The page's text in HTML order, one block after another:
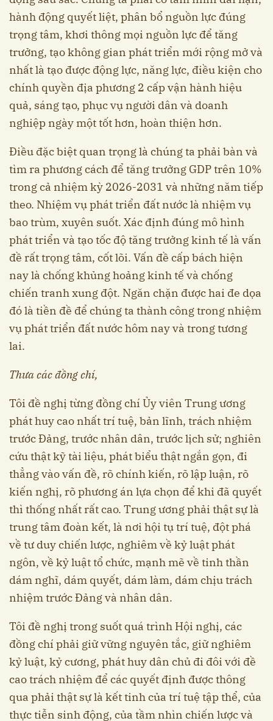
hành động quyết liệt, phân bổ nguồn lực đúng
trọng tâm, khơi thông mọi nguồn lực để tăng
trưởng, tạo không gian phát triển mới rộng mở và
nhất là tạo được động lực, năng lực, điều kiện cho
chính quyền địa phương 2 cấp vận hành hiệu
quả, sáng tạo, phục vụ người dân và doanh
nghiệp ngày một tốt hơn, hoàn thiện hơn.
Điều đặc biệt quan trọng là chúng ta phải bàn và
tìm ra phương cách để tăng trưởng GDP trên 10%
trong cả nhiệm kỳ 2026-2031 và những năm tiếp
theo. Nhiệm vụ phát triển đất nước là nhiệm vụ
bao trùm, xuyên suốt. Xác định đúng mô hình
phát triển và tạo tốc độ tăng trưởng kinh tế là vấn
đề rất trọng tâm, cốt lõi. Vấn đề cấp bách hiện
nay là chống khủng hoảng kinh tế và chống
chiến tranh xung đột. Ngăn chặn được hai đe dọa
đó là tiền đề để chúng ta thành công trong nhiệm
vụ phát triển đất nước hôm nay và trong tương
lai.
Thưa các đồng chí,
Tôi đề nghị từng đồng chí Ủy viên Trung ương
phát huy cao nhất trí tuệ, bản lĩnh, trách nhiệm
trước Đảng, trước nhân dân, trước lịch sử; nghiên
cứu thật kỹ tài liệu, phát biểu thật ngắn gọn, đi
thẳng vào vấn đề, rõ chính kiến, rõ lập luận, rõ
kiến nghị, rõ phương án lựa chọn để khi đã quyết
thì thống nhất rất cao. Trung ương phải thật sự là
trung tâm đoàn kết, là nơi hội tụ trí tuệ, đột phá
về tư duy chiến lược, nghiêm về kỷ luật phát
ngôn, về kỷ luật tổ chức, mạnh mẽ về tinh thần
dám nghĩ, dám quyết, dám làm, dám chịu trách
nhiệm trước Đảng và nhân dân.
Tôi đề nghị trong suốt quá trình Hội nghị, các
đồng chí phải giữ vững nguyên tắc, giữ nghiêm
kỷ luật, kỷ cương, phát huy dân chủ đi đôi với đề
cao trách nhiệm để các quyết định được thông
qua phải thật sự là kết tinh của trí tuệ tập thể, của
thực tiễn sinh động, của tầm nhìn chiến lược và